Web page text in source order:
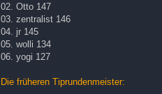
02. Otto 147
03. zentralist 146
04. jr 145
05. wolli 134
06. yogi 127
Die früheren Tiprundenmeister: